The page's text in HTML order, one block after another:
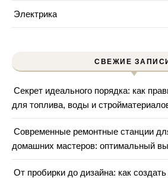
Электрика
СВЕЖИЕ
Секрет идеального порядка: как
для топлива, воды и
Современные ремонтные станции
домашних мастеров: оптимальный
От пробирки до дизайна: как